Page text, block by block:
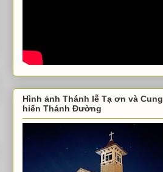
Hình ảnh Thánh lễ Tạ ơn và Cung
hiến Thánh Đường